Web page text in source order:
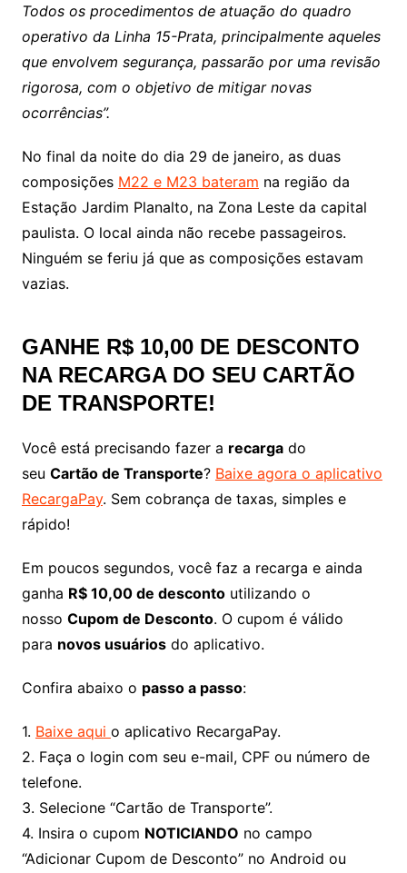
Todos os procedimentos de atuação do quadro
operativo da Linha 15-Prata, principalmente aqueles
que envolvem segurança, passarão por uma revisão
rigorosa, com o objetivo de mitigar novas
ocorrências”.
No final da noite do dia 29 de janeiro, as duas
composições M22 e M23 bateram na região da
Estação Jardim Planalto, na Zona Leste da capital
paulista. O local ainda não recebe passageiros.
Ninguém se feriu já que as composições estavam
vazias.
GANHE R$ 10,00 DE DESCONTO
NA RECARGA DO SEU CARTÃO
DE TRANSPORTE!
Você está precisando fazer a recargado
seu Cartão de Transporte? Baixe agora o aplicativo
RecargaPay. Sem cobrança de taxas, simples e
rápido!
Em poucos segundos, você faz a recarga e ainda
ganha R$ 10,00 de descontoutilizando o
nosso Cupom de Desconto. O cupom é válido
para novos usuáriosdo aplicativo.
Confira abaixo o passo a passo:
1. Baixe aqui o aplicativo RecargaPay.
2. Faça o login com seu e-mail, CPF ou número de
telefone.
3. Selecione “Cartão de Transporte”.
4. Insira o cupom NOTICIANDO no campo
“Adicionar Cupom de Desconto” no Android ou